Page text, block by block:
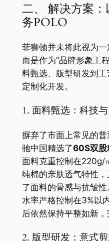
二、 解决方案
务POLO
菲狮顿并未将此视为一
而是作为“品牌形象工
料甄选、版型研发到
定制化开发。
1. 面料甄选：科技
摒弃了市面上常见的
驰中国精选了60S双股
面料克重控制在220g/
纯棉的亲肤透气特性
了面料的骨感与抗皱
水率严格控制在3%以
后依然保持平整如新，
2. 版型研发：意式